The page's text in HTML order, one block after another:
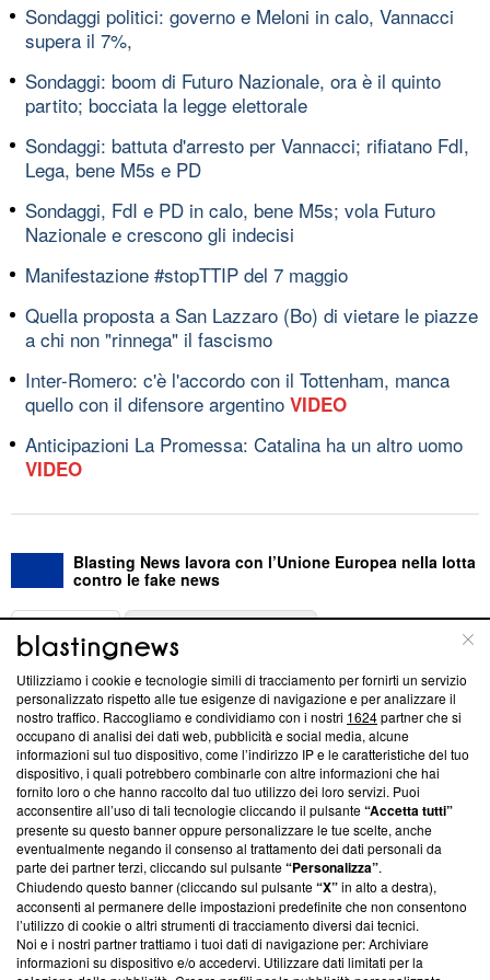
Sondaggi politici: governo e Meloni in calo, Vannacci
supera il 7%,
Sondaggi: boom di Futuro Nazionale, ora è il quinto
partito; bocciata la legge elettorale
Sondaggi: battuta d'arresto per Vannacci; rifiatano FdI,
Lega, bene M5s e PD
Sondaggi, FdI e PD in calo, bene M5s; vola Futuro
Nazionale e crescono gli indecisi
Manifestazione #stopTTIP del 7 maggio
Quella proposta a San Lazzaro (Bo) di vietare le piazze
a chi non "rinnega" il fascismo
Inter-Romero: c'è l'accordo con il Tottenham, manca
quello con il difensore argentino VIDEO
Anticipazioni La Promessa: Catalina ha un altro uomo
VIDEO
Blasting News lavora con l’Unione Europea nella lotta
contro le fake news
ABOUT
Questa sezione offre informazioni trasparenti su Blasting
News, sui nostri processi editoriali e su come ci impegniamo a
creare news di qualità. Inoltre, afferma la nostra aderenza a
‘Trust Project - News with Integrity’Blasting News non è
ancora membro del programma, ma ha richiesto di farne
parte; Trust Project non ha ancora effettuato una verifica di
conformità agli standard.
Su di noi
Team editoriale
Corporate
Utilizziamo i cookie e tecnologie simili di tracciamento per fornirti un servizio
personalizzato rispetto alle tue esigenze di navigazione e per analizzare il
nostro traffico. Raccogliamo e condividiamo con i nostri 1624partner che si
occupano di analisi dei dati web, pubblicità e social media, alcune
informazioni sul tuo dispositivo, come l’indirizzo IP e le caratteristiche del tuo
dispositivo, i quali potrebbero combinarle con altre informazioni che hai
fornito loro o che hanno raccolto dal tuo utilizzo dei loro servizi. Puoi
acconsentire all’uso di tali tecnologie cliccando il pulsante“Accetta tutti”
presente su questo banner oppure personalizzare le tue scelte, anche
eventualmente negando il consenso al trattamento dei dati personali da
parte dei partner terzi, cliccando sul pulsante“Personalizza”.
Chiudendo questo banner (cliccando sul pulsante“X”in alto a destra),
acconsenti al permanere delle impostazioni predefinite che non consentono
l’utilizzo di cookie o altri strumenti di tracciamento diversi dai tecnici.
Noi e i nostri partner trattiamo i tuoi dati di navigazione per: Archiviare
informazioni su dispositivo e/o accedervi. Utilizzare dati limitati per la